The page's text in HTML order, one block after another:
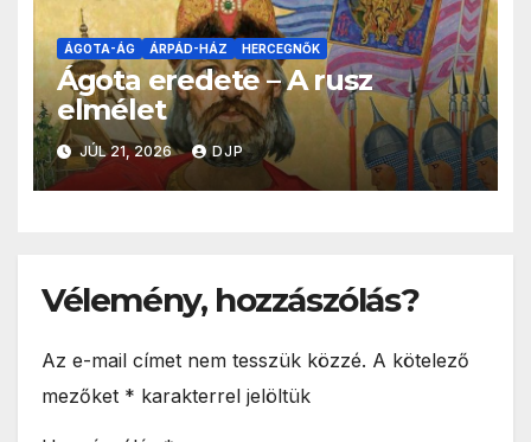
ÁGOTA-ÁG ÁRPÁD-HÁZ HERCEGNŐK
Ágota eredete – A rusz
elmélet
JÚL 21, 2026 DJP
Vélemény, hozzászólás?
Az e-mail címet nem tesszük közzé. A kötelező
mezőket * karakterrel jelöltük